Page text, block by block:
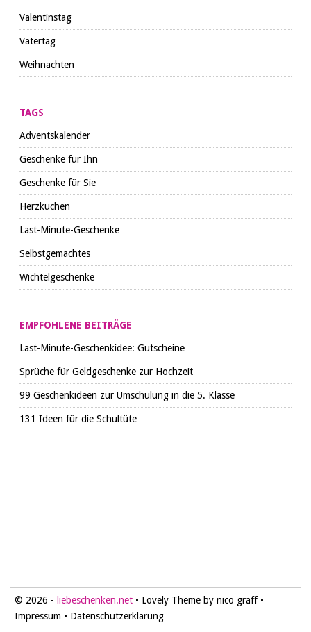
Valentinstag
Vatertag
Weihnachten
TAGS
Adventskalender
Geschenke für Ihn
Geschenke für Sie
Herzkuchen
Last-Minute-Geschenke
Selbstgemachtes
Wichtelgeschenke
EMPFOHLENE BEITRÄGE
Last-Minute-Geschenkidee: Gutscheine
Sprüche für Geldgeschenke zur Hochzeit
99 Geschenkideen zur Umschulung in die 5. Klasse
131 Ideen für die Schultüte
© 2026 - liebeschenken.net • Lovely Theme by nico graff •
Impressum • Datenschutzerklärung